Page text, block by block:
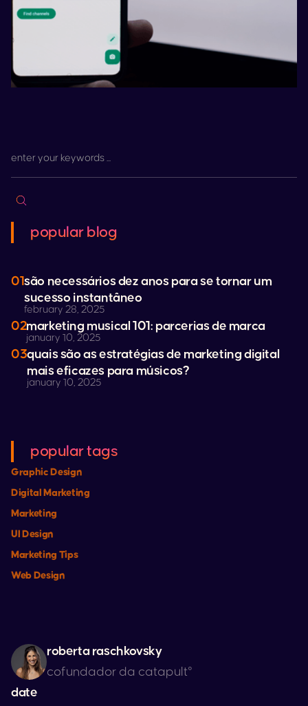
popular blog
01são necessários dez anos para se tornar um
sucesso instantâneo
february 28, 2025
02marketing musical 101: parcerias de marca
january 10, 2025
03quais são as estratégias de marketing digital
mais eficazes para músicos?
january 10, 2025
popular tags
Graphic Design
Digital Marketing
Marketing
UI Design
Marketing Tips
Web Design
roberta raschkovsky
cofundador da catapult°
date